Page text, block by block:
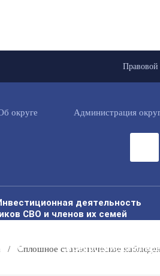
Правовой
округе Администрация
деятельность
СВО и членов их семей
ТМО
Всероссийская
/ Сплошное статистическое